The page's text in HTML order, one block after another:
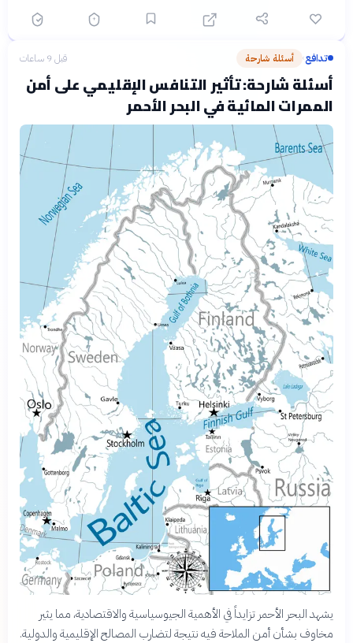
تدافع› أسئلة شارحة قبل 9 ساعات
أسئلة شارحة: تأثير التنافس الإقليمي على أمن
الممرات المائية في البحر الأحمر
يشهد البحر الأحمر تزايداً في الأهمية الجيوسياسية والاقتصادية، مما يثير
مخاوف بشأن أمن الملاحة فيه نتيجة لتضارب المصالح الإقليمية والدولية.